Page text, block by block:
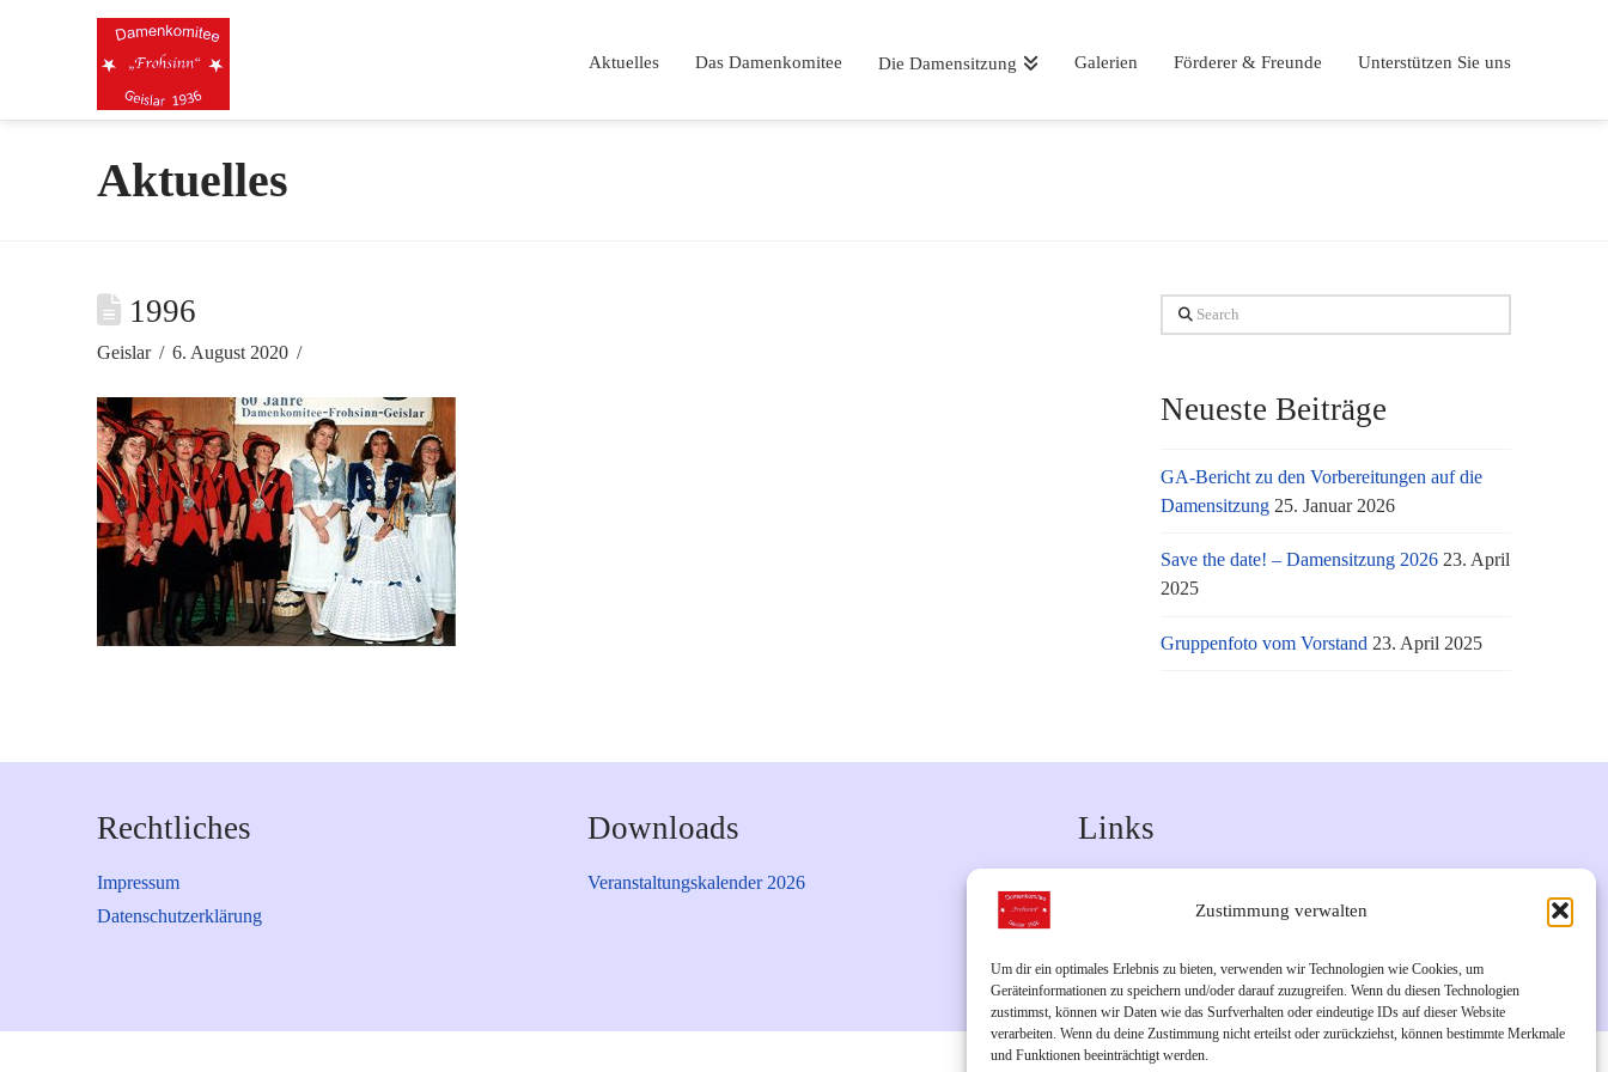
Zustimmung verwalten
Um dir ein optimales Erlebnis zu bieten, verwenden wir Technologien wie Cookies, um
Geräteinformationen zu speichern und/oder darauf zuzugreifen. Wenn du diesen Technologien
zustimmst, können wir Daten wie das Surfverhalten oder eindeutige IDs auf dieser Website
verarbeiten. Wenn du deine Zustimmung nicht erteilst oder zurückziehst, können bestimmte Merkmale
und Funktionen beeinträchtigt werden.
Aktuelles Das Damenkomitee Die Damensitzung Galerien Förderer & Freunde Unterstützen Sie uns
Aktuelles
1996
Geislar 6. August 2020
Search
Neueste Beiträge
GA-Bericht zu den Vorbereitungen auf die
Damensitzung 25. Januar 2026
Save the date! – Damensitzung 2026 23. April
2025
Gruppenfoto vom Vorstand 23. April 2025
Rechtliches
Impressum
Datenschutzerklärung
Downloads
Veranstaltungskalender 2026
Links
Unsere Instagram-Seite